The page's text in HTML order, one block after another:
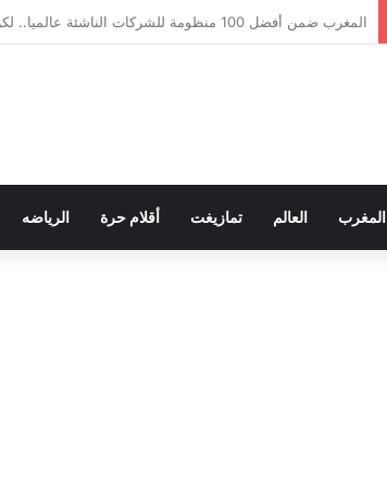
سبتة ومليلية… حين يتحدث أنصار الديمقراطية بلسان الاستعمار
المغرب العالم تمازيغت أقلام حرة الرياضه